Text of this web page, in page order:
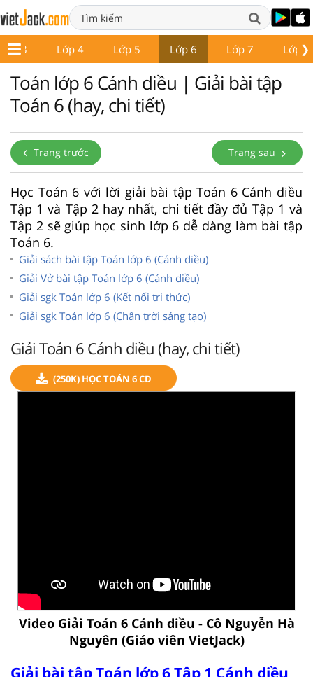
❯
Lớp 3 Lớp 4 Lớp 5 Lớp 6 Lớp 7 Lớp 8
Toán lớp 6 Cánh diều | Giải bài tập
Toán 6 (hay, chi tiết)
Trang trước Trang sau
Học Toán 6 với lời giải bài tập Toán 6 Cánh diều
Tập 1 và Tập 2 hay nhất, chi tiết đầy đủ Tập 1 và
Tập 2 sẽ giúp học sinh lớp 6 dễ dàng làm bài tập
Toán 6.
Giải sách bài tập Toán lớp 6 (Cánh diều)
Giải Vở bài tập Toán lớp 6 (Cánh diều)
Giải sgk Toán lớp 6 (Kết nối tri thức)
Giải sgk Toán lớp 6 (Chân trời sáng tạo)
Giải Toán 6 Cánh diều (hay, chi tiết)
(250K) HỌC TOÁN 6 CD
Video Giải Toán 6 Cánh diều - Cô Nguyễn Hà
Nguyên (Giáo viên VietJack)
Giải bài tập Toán lớp 6 Tập 1 Cánh diều